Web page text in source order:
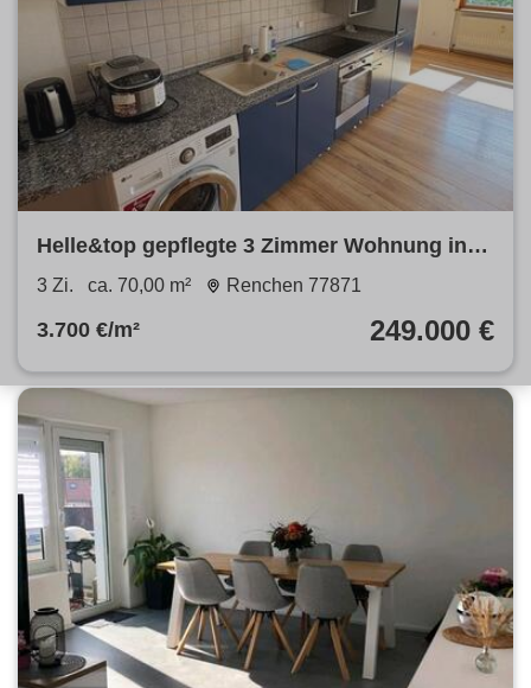
Helle&top gepflegte 3 Zimmer Wohnung in
begehrter Lage
3 Zi. ca. 70,00 m² Renchen 77871
3.700 €/m² 249.000 €